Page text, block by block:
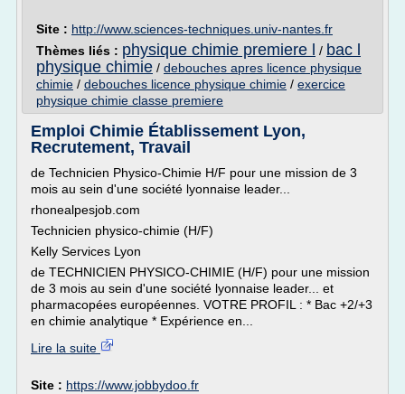
Site : http://www.sciences-techniques.univ-nantes.fr
Thèmes liés : physique chimie premiere l / bac l
physique chimie / debouches apres licence physique
chimie / debouches licence physique chimie / exercice
physique chimie classe premiere
Emploi Chimie Établissement Lyon,
Recrutement, Travail
de Technicien Physico-Chimie H/F pour une mission de 3
mois au sein d'une société lyonnaise leader...
rhonealpesjob.com
Technicien physico-chimie (H/F)
Kelly Services Lyon
de TECHNICIEN PHYSICO-CHIMIE (H/F) pour une mission
de 3 mois au sein d'une société lyonnaise leader... et
pharmacopées européennes. VOTRE PROFIL : * Bac +2/+3
en chimie analytique * Expérience en...
Lire la suite
Site : https://www.jobbydoo.fr